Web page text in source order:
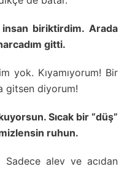
biriktirdim. Arada
gitti.
yok. Kıyamıyorum! Bir
gitsen diyorum!
Sıcak bir “düş”
ruhun.
Sadece alev ve acıdan